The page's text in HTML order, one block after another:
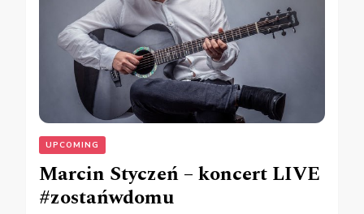
UPCOMING
Marcin Styczeń – koncert LIVE
#zostańwdomu